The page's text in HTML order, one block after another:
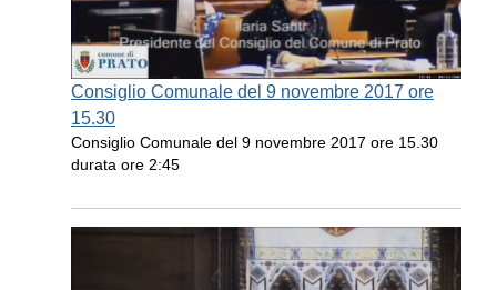
Consiglio Comunale del 9 novembre 2017 ore
15.30
Consiglio Comunale del 9 novembre 2017 ore 15.30
durata ore 2:45